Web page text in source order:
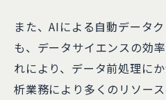
また、AIによる自動データ
も、データサイエンスの効
れにより、データ前処理に
析業務により多くのリソース